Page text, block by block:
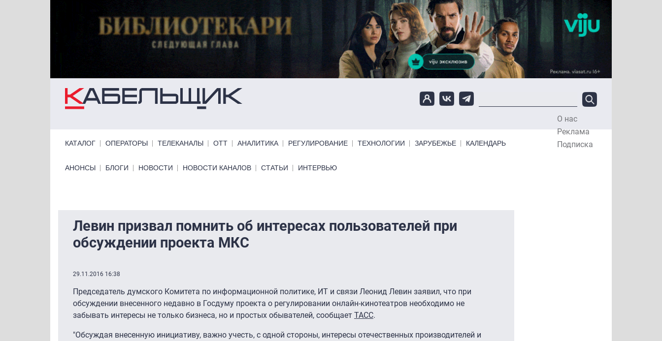
О нас
Реклама
Подписка
КАТАЛОГ ОПЕРАТОРЫ ТЕЛЕКАНАЛЫ ОТТ АНАЛИТИКА РЕГУЛИРОВАНИЕ ТЕХНОЛОГИИ ЗАРУБЕЖЬЕ КАЛЕНДАРЬ
Primary links bottom
АНОНСЫ БЛОГИ НОВОСТИ НОВОСТИ КАНАЛОВ СТАТЬИ ИНТЕРВЬЮ
Левин призвал помнить об интересах пользователей при
обсуждении проекта МКС
29.11.2016 16:38
Председатель думского Комитета по информационной политике, ИТ и связи Леонид Левин заявил, что при
обсуждении внесенного недавно в Госдуму проекта о регулировании онлайн-кинотеатров необходимо не
забывать интересы не только бизнеса, но и простых обывателей, сообщает ТАСС.
"Обсуждая внесенную инициативу, важно учесть, с одной стороны, интересы отечественных производителей и